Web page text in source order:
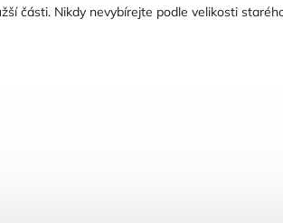
části. Nikdy nevybírejte podle velikosti